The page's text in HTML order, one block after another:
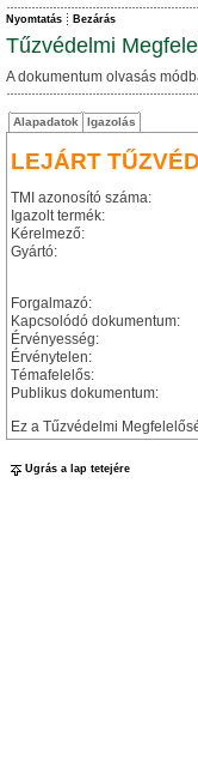
Nyomtatás Bezárás
Tűzvédelmi
A dokumentum olvasás
Alapadatok Igazolás
LEJÁRT
TMI azonosító száma:
Igazolt termék:
Kérelmező:
Gyártó:
Forgalmazó:
Kapcsolódó dokumentum:
Érvényesség:
Érvénytelen:
Témafelelős:
Publikus dokumentum:
Ez a Tűzvédelmi
Ugrás a lap tetejére